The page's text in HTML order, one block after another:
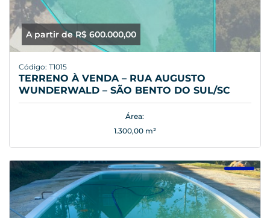
A partir de R$ 600.000,00
Código: T1015
TERRENO À VENDA – RUA AUGUSTO
WUNDERWALD – SÃO BENTO DO SUL/SC
Área:
1.300,00 m²